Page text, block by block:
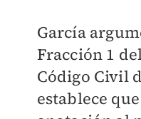
García
Fracción 1
Código Civil
establece